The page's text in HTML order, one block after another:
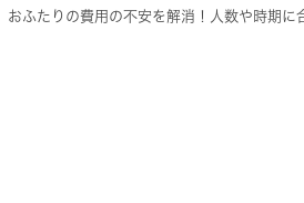
おふたりの費用の不安を解消！人数や時期に